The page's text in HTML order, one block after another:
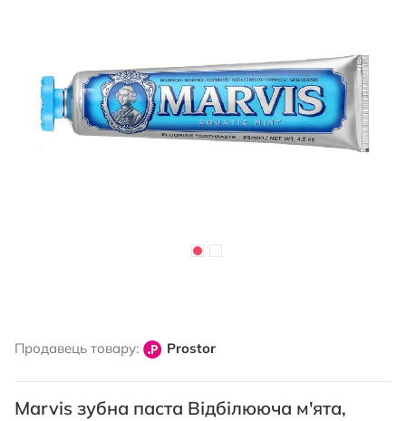
початку
зображень
Продавець товару: Prostor
Marvis зубна паста Відбілююча м'ята,